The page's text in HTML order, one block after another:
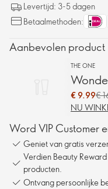
Levertijd: 3-5 dagen
Betaalmethoden:
Aanbevolen product
THE ONE
€ 9.99€
NU
Word VIP Customer
Geniet van gratis
Verdien Beauty
producten.
Ontvang persoonlijke